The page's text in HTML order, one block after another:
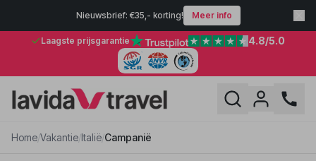
Nieuwsbrief: €35,- korting! Meer info
Laagste prijsgarantie 4.8/5.0
Home/Vakantie/Italië/Campanië